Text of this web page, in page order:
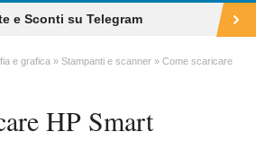
e Sconti su Telegram
e grafica Stampanti e scanner
Come scaricare
HP Smart